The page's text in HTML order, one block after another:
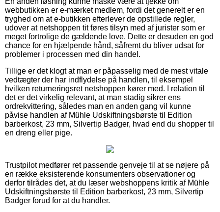
webbutikken er e-mærket medlem, fordi det generelt er en
tryghed om at e-butikken efterlever de opstillede regler,
udover at netshoppen tit føres tilsyn med af jurister som er
meget fortrolige de gældende love. Dette er desuden en god
chance for en hjælpende hånd, såfremt du bliver udsat for
problemer i processen med din handel.
Tillige er det klogt at man er påpasselig med de mest vitale
vedtægter der har indflydelse på handlen, til eksempel
hvilken returneringsret netshoppen kører med. I relation til
det er det virkelig relevant, at man stadig sikrer ens
ordrekvittering, således man en anden gang vil kunne
påvise handlen af Mühle Udskiftningsbørste til Edition
barberkost, 23 mm, Silvertip Badger, hvad end du shopper til
en dreng eller pige.
Trustpilot medfører ret passende genveje til at se nøjere på
en række eksisterende konsumenters observationer og
derfor tilrådes det, at du læser webshoppens kritik af Mühle
Udskiftningsbørste til Edition barberkost, 23 mm, Silvertip
Badger forud for at du handler.